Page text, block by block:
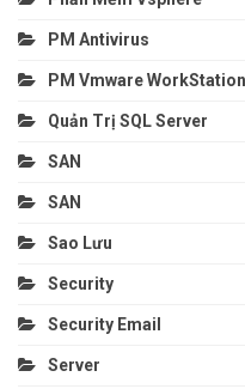
PM Antivirus
PM Vmware WorkStation
Quản Trị SQL Server
SAN
SAN
Sao Lưu
Security
Security Email
Server